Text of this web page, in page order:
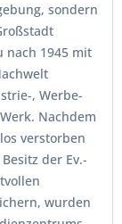
sondern
nach 1945 mit
, Werbe-
Nachdem
verstorben
der Ev.-
wurden